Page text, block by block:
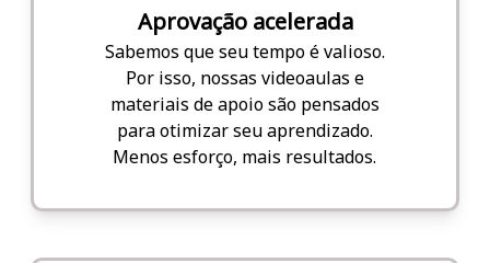
Aprovação acelerada
Sabemos que seu tempo é valioso.
Por isso, nossas videoaulas e
materiais de apoio são pensados
para otimizar seu aprendizado.
Menos esforço, mais resultados.